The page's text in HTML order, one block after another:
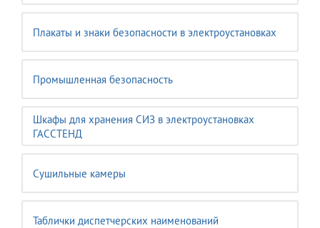
Плакаты и знаки безопасности в электроустановках
Промышленная безопасность
Шкафы для хранения СИЗ в электроустановках
ГАССТЕНД
Сушильные камеры
Таблички диспетчерских наименований